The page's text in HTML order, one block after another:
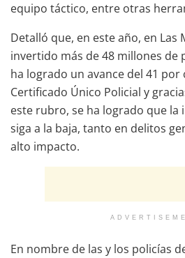
equipo táctico, entre otras
Detalló que, en este año, en Las
invertido más de 48 millones de
ha logrado un avance del 41
Certificado Único Policial y
este rubro, se ha logrado que la
siga a la baja, tanto en delitos
alto impacto.
En nombre de las y los policías